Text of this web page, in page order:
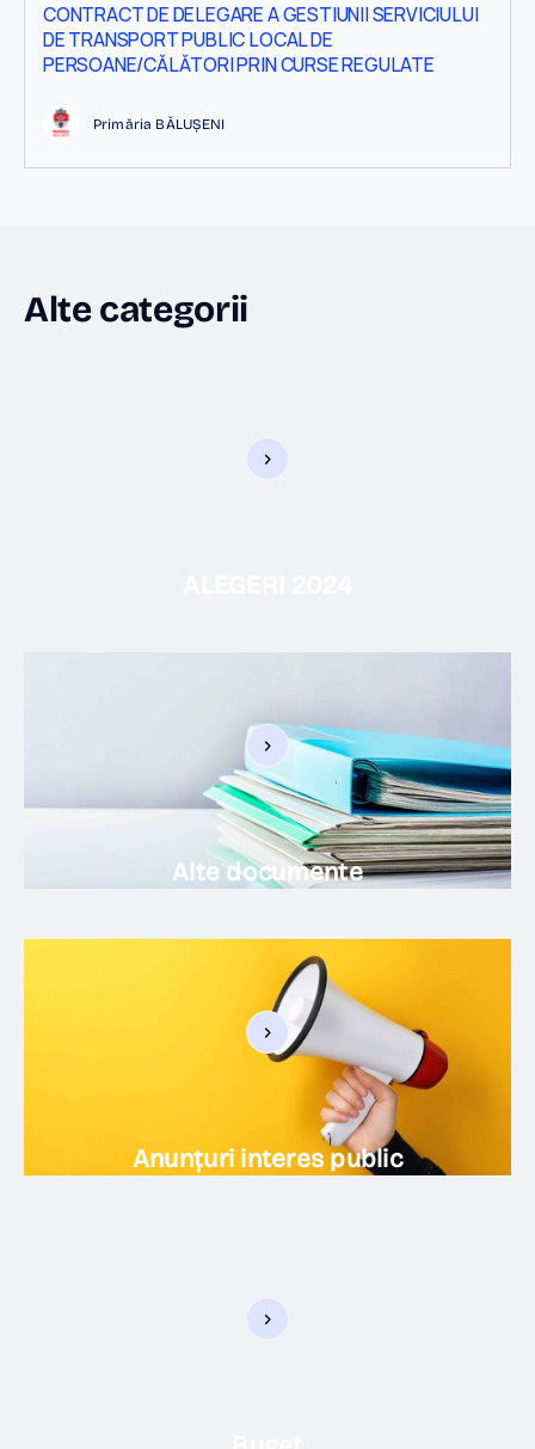
CONTRACT DE DELEGARE A GESTIUNII SERVICIULUI
DE TRANSPORT PUBLIC LOCAL DE
PERSOANE/CĂLĂTORI PRIN CURSE REGULATE
Primăria BĂLUȘENI
Alte categorii
Alte documente
Anunțuri interes public